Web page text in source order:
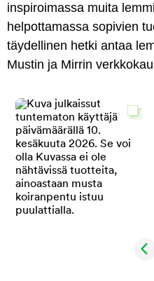
inspiroimassa muita
helpottamassa sopivien
täydellinen hetki antaa
Mustin ja Mirrin